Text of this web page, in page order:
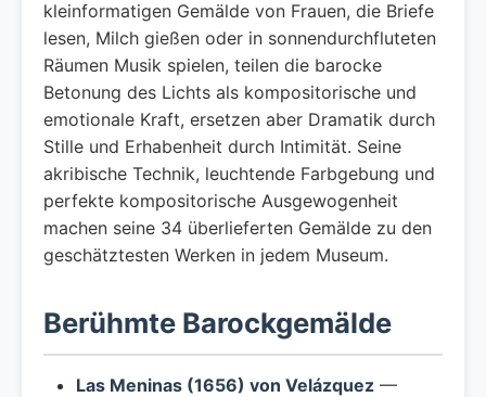
kleinformatigen Gemälde von Frauen, die Briefe
lesen, Milch gießen oder in sonnendurchfluteten
Räumen Musik spielen, teilen die barocke
Betonung des Lichts als kompositorische und
emotionale Kraft, ersetzen aber Dramatik durch
Stille und Erhabenheit durch Intimität. Seine
akribische Technik, leuchtende Farbgebung und
perfekte kompositorische Ausgewogenheit
machen seine 34 überlieferten Gemälde zu den
geschätztesten Werken in jedem Museum.
Berühmte Barockgemälde
Las Meninas (1656) von Velázquez —